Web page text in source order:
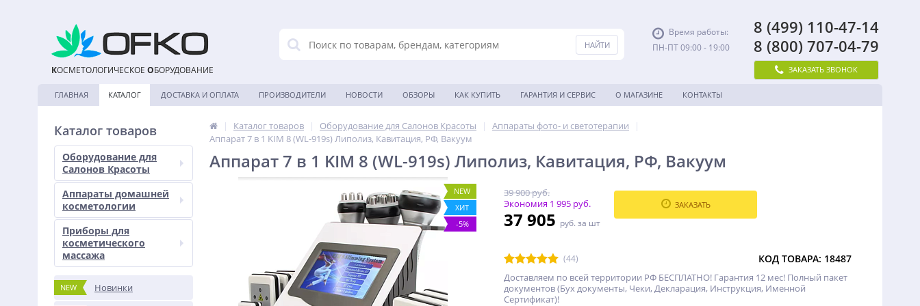
КОСМЕТОЛОГИЧЕСКОЕ ОБОРУДОВАНИЕ
Время работы:
ПН-ПТ 09:00 - 19:00
8 (499) 110-47-14
8 (800) 707-04-79
ЗАКАЗАТЬ ЗВОНОК
ГЛАВНАЯ КАТАЛОГ ДОСТАВКА И ОПЛАТА ПРОИЗВОДИТЕЛИ НОВОСТИ ОБЗОРЫ КАК КУПИТЬ ГАРАНТИЯ И СЕРВИС О МАГАЗИНЕ КОНТАКТЫ
Каталог товаров
Оборудование для
Салонов Красоты
Аппараты домашней
косметологии
Приборы для
косметического
массажа
NEW Новинки
| Каталог товаров | Оборудование для Салонов Красоты | Аппараты фото- и светотерапии
|
Аппарат 7 в 1 KIM 8 (WL-919s) Липолиз, Кавитация, РФ, Вакуум
Аппарат 7 в 1 KIM 8 (WL-919s) Липолиз, Кавитация, РФ, Вакуум
NEW
ХИТ
-5%
39 900 руб.
Экономия 1 995 руб.
37 905 руб. за шт
ЗАКАЗАТЬ
(44) КОД ТОВАРА: 18487
Доставляем по всей территории РФ БЕСПЛАТНО! Гарантия 12 мес! Полный пакет
документов (Бух документы, Чеки, Декларация, Инструкция, Именной
Сертификат)!